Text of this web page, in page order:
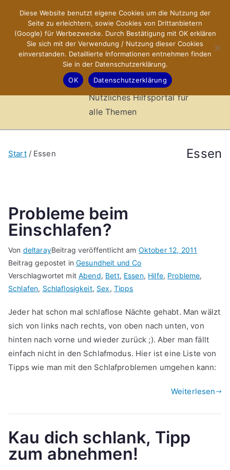
springen
X-Sites.de
–
Hilfsportal
Nützliches Hilfsportal für
alle Themen
Essen
Start Essen
Probleme beim
Einschlafen?
Von deltarayBeitrag veröffentlicht am Oktober 12, 2011
Beitrag gepostet inGesundheit und Co
Verschlagwortet mitAbend, Bett, Essen, Hilfe, Probleme,
Schlafen, Schlaflosigkeit, Sex, Tipps
Jeder hat schon mal schlaflose Nächte gehabt. Man wälzt
sich von links nach rechts, von oben nach unten, von
hinten nach vorne und wieder zurück ;). Aber man fällt
einfach nicht in den Schlafmodus. Hier ist eine Liste von
Tipps wie man mit den Schlafproblemen umgehen kann:
Weiterlesen
Kau dich schlank, Tipp
zum abnehmen!
Diese Website benutzt eigene Cookies um die Nutzung der
Seite zu erleichtern, sowie Cookies von Drittanbietern
(Google) für Werbezwecke. Durch Bestätigung mit OK erklären
Sie sich mit der Verwendung / Nutzung dieser Cookies
einverstanden. Detaillierte Informationen entnehmen finden
Sie in der Datenschutzerklärung.
OK
Datenschutzerklärung